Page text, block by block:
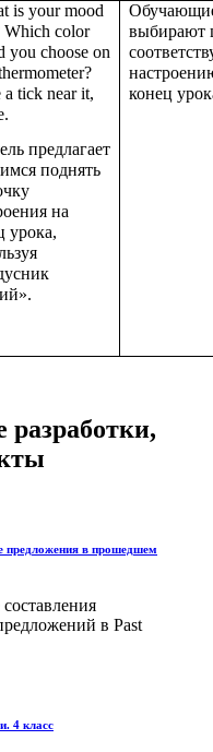
is your mood
Which color
you choose on
a tick near it,
предлагает
поднять
на
урока,
выбирают
конец
разработки,
предложения в прошедшем
в Past
4 класс